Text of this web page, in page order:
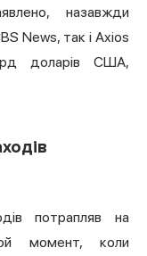
назавжди
News, так і Axios
доларів США,
потрапляв на
момент, коли